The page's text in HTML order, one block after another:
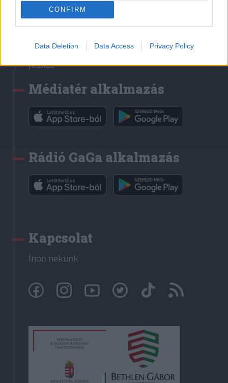
CONFIRM
Data Deletion Data Access Privacy Policy
Erdélyi Napló
Főtér
Rádió GaGa
Jóállás
Médiatér alkalmazás
Rádió GaGa alkalmazás
Kapcsolat
Írjon nekünk